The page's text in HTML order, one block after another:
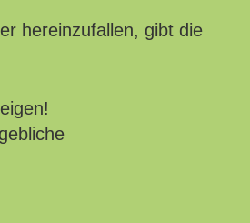
hereinzufallen, gibt die